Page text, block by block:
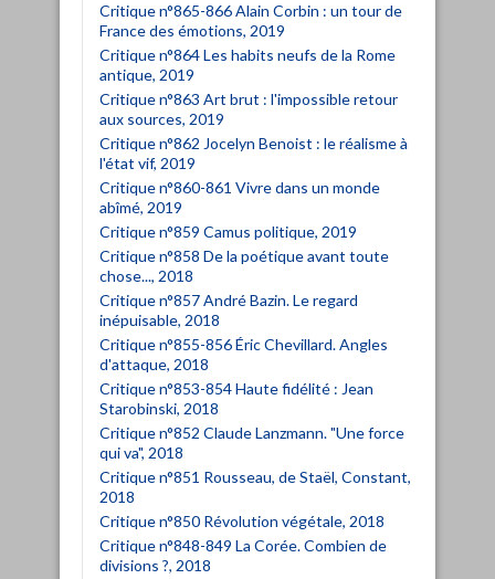
Critique n°865-866 Alain Corbin : un tour de
France des émotions, 2019
Critique n°864 Les habits neufs de la Rome
antique, 2019
Critique n°863 Art brut : l'impossible retour
aux sources, 2019
Critique n°862 Jocelyn Benoist : le réalisme à
l'état vif, 2019
Critique n°860-861 Vivre dans un monde
abîmé, 2019
Critique n°859 Camus politique, 2019
Critique n°858 De la poétique avant toute
chose..., 2018
Critique n°857 André Bazin. Le regard
inépuisable, 2018
Critique n°855-856 Éric Chevillard. Angles
d'attaque, 2018
Critique n°853-854 Haute fidélité : Jean
Starobinski, 2018
Critique n°852 Claude Lanzmann. "Une force
qui va", 2018
Critique n°851 Rousseau, de Staël, Constant,
2018
Critique n°850 Révolution végétale, 2018
Critique n°848-849 La Corée. Combien de
divisions ?, 2018